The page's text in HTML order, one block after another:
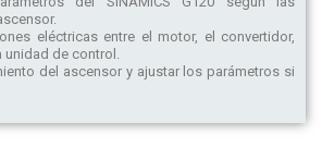
eléctricas entre el motor, el convertidor,
unidad de control.
del ascensor y ajustar los parámetros si